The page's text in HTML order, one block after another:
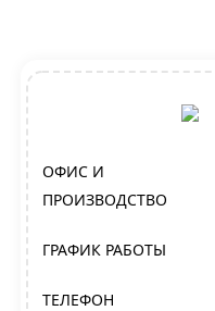
ОФИС И
ПРОИЗВОДСТВО
ГРАФИК РАБОТЫ
ТЕЛЕФОН